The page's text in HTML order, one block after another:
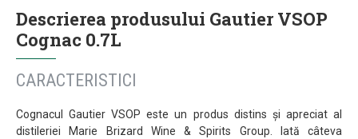
Descrierea produsului Gautier VSOP
Cognac 0.7L
CARACTERISTICI
Cognacul Gautier VSOP este un produs distins și apreciat al
distileriei Marie Brizard Wine & Spirits Group. Iată câteva